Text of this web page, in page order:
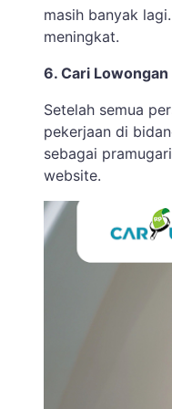
masih banyak
meningkat.
6. Cari
Setelah semua
pekerjaan di
sebagai
website.